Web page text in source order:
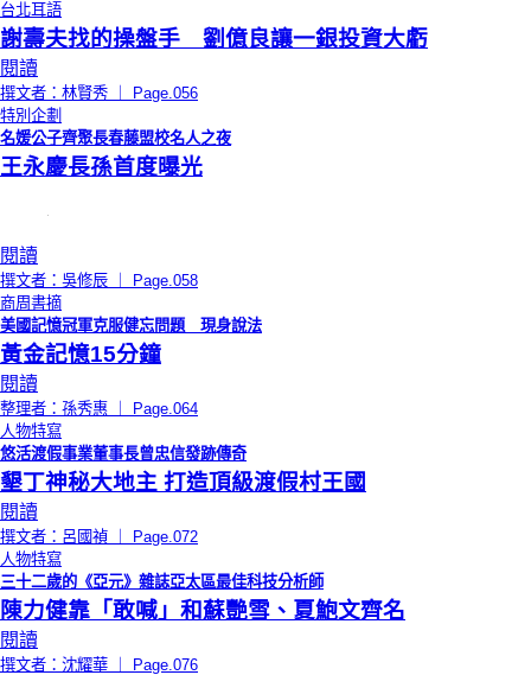
台北耳語
謝壽夫找的操盤手 劉億良讓一銀投資大虧
閱讀
撰文者：林賢秀 ｜ Page.056
特別企劃
名媛公子齊聚長春藤盟校名人之夜
王永慶長孫首度曝光
閱讀
撰文者：吳修辰 ｜ Page.058
商周書摘
美國記憶冠軍克服健忘問題 現身說法
黃金記憶15分鐘
閱讀
整理者：孫秀惠 ｜ Page.064
人物特寫
悠活渡假事業董事長曾忠信發跡傳奇
墾丁神秘大地主 打造頂級渡假村王國
閱讀
撰文者：呂國禎 ｜ Page.072
人物特寫
三十二歲的《亞元》雜誌亞太區最佳科技分析師
陳力健靠「敢喊」和蘇艷雪、夏鮑文齊名
閱讀
撰文者：沈耀華 ｜ Page.076